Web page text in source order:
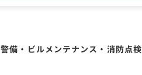
警備・ビルメンテナンス・消防点検